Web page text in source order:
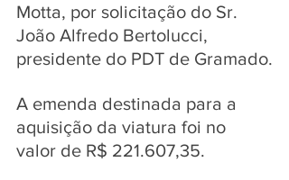
Motta, por solicitação do Sr.
João Alfredo Bertolucci,
presidente do PDT de Gramado.
A emenda destinada para a
aquisição da viatura foi no
valor de R$ 221.607,35.